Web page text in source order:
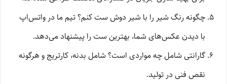
چگونه رنگ شیر را با شیر دوش ست کنم؟ تیم ما در واتس‌اپ
با دیدن عکس‌های شما، بهترین ست را پیشنهاد می‌دهد.
گارانتی شامل چه مواردی است؟ شامل بدنه، کارتریج و هرگونه
نقص فنی در تولید.